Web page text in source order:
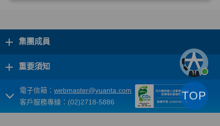
+ 集團成員
+ 重要須知
電子信箱： webmaster@yuanta.com
客戶服務專線：(02)2718-5886
TOP